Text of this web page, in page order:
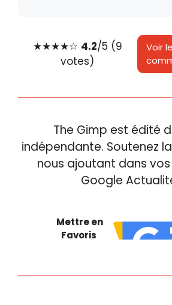
★★★★☆ 4.2/5 (9
votes)
Voir
The Gimp est édité
indépendante. Soutenez
nous ajoutant dans
Google
Mettre en
Favoris